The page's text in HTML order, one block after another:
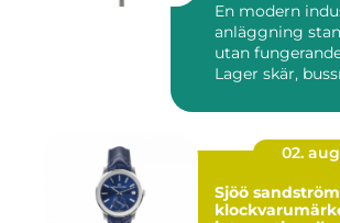
En modern
anläggning
utan
Lager skär,
02. aug
Sjöö